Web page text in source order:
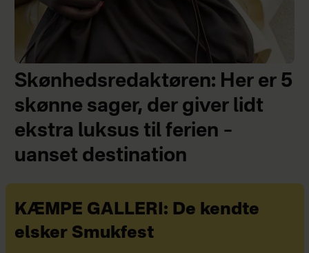
Skønhedsredaktøren: Her er 5
skønne sager, der giver lidt
ekstra luksus til ferien –
uanset destination
KÆMPE GALLERI: De kendte
elsker Smukfest